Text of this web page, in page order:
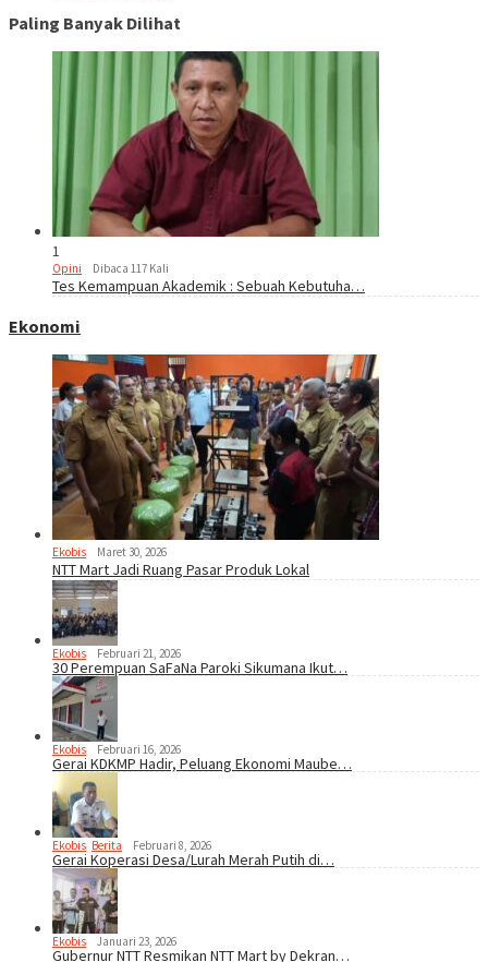
Paling Banyak Dilihat
1
Opini Dibaca 117 Kali
Tes Kemampuan Akademik : Sebuah Kebutuha…
Ekonomi
Ekobis Maret 30, 2026
NTT Mart Jadi Ruang Pasar Produk Lokal
Ekobis Februari 21, 2026
30 Perempuan SaFaNa Paroki Sikumana Ikut…
Ekobis Februari 16, 2026
Gerai KDKMP Hadir, Peluang Ekonomi Maube…
Ekobis Berita Februari 8, 2026
Gerai Koperasi Desa/Lurah Merah Putih di…
Ekobis Januari 23, 2026
Gubernur NTT Resmikan NTT Mart by Dekran…